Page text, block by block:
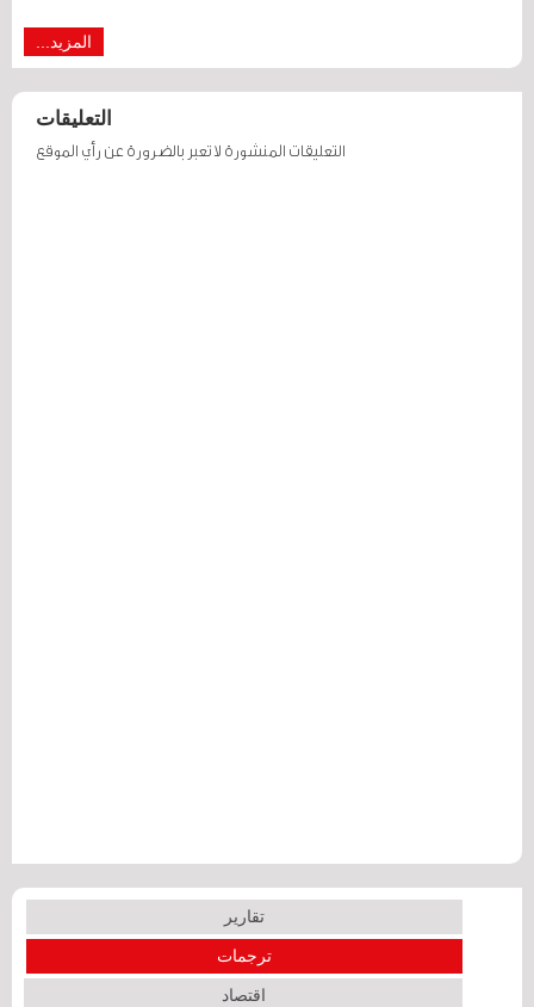
المزيد...
التعليقات
التعليقات المنشورة لا تعبر بالضرورة عن رأي الموقع
تقارير
ترجمات
اقتصاد